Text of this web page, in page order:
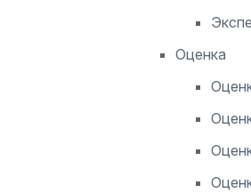
Оценка